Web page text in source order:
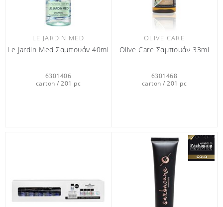
LE JARDIN MED
Le Jardin Med Σαμπουάν 40ml
6301406
carton / 201 pc
OLIVE CARE
Olive Care Σαμπουάν 33ml
6301468
carton / 201 pc